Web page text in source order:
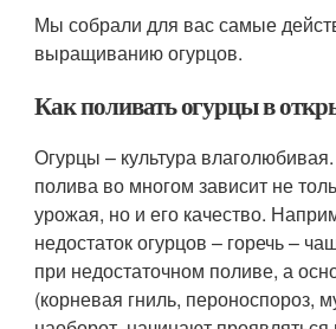
Мы собрали для вас самые
выращиванию огурцов.
Как поливать огурцы в
Огурцы – культура
полива во многом зависит не
урожая, но и его качество.
недостаток огурцов – горечь –
при недостаточном поливе, а
(корневая гниль, пероноспороз,